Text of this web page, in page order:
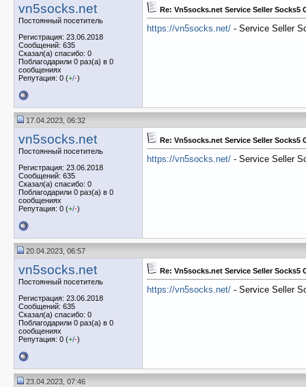
vn5socks.net
Постоянный посетитель
Регистрация: 23.06.2018
Сообщений: 635
Сказал(а) спасибо: 0
Поблагодарили 0 раз(а) в 0
сообщениях
Репутация: 0 (+/-)
Re: Vn5socks.net Service Seller Socks5
https://vn5socks.net/ - Service Seller
17.04.2023, 06:32
vn5socks.net
Постоянный посетитель
Регистрация: 23.06.2018
Сообщений: 635
Сказал(а) спасибо: 0
Поблагодарили 0 раз(а) в 0
сообщениях
Репутация: 0 (+/-)
Re: Vn5socks.net Service Seller Socks5
https://vn5socks.net/ - Service Seller
20.04.2023, 06:57
vn5socks.net
Постоянный посетитель
Регистрация: 23.06.2018
Сообщений: 635
Сказал(а) спасибо: 0
Поблагодарили 0 раз(а) в 0
сообщениях
Репутация: 0 (+/-)
Re: Vn5socks.net Service Seller Socks5
https://vn5socks.net/ - Service Seller
23.04.2023, 07:46